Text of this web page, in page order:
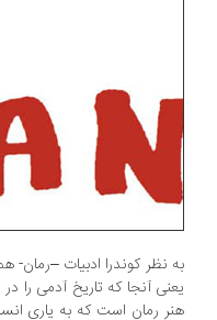
نظر کوندرا ادبیات –رمان- همواره
آنجا که تاریخ آدمی را در
رمان است که به یاری انسان